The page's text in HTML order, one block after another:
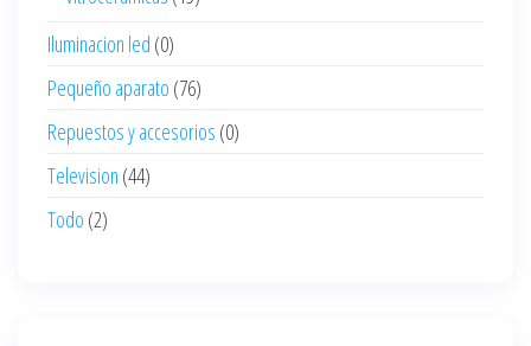
Iluminacion led (0)
Pequeño aparato (76)
Repuestos y accesorios (0)
Television (44)
Todo (2)